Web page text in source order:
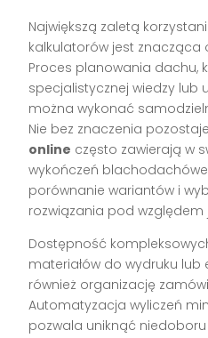
Największą zaletą
kalkulatorów jest znacząca
Proces planowania dachu,
specjalistycznej wiedzy lub
można wykonać
Nie bez znaczenia
online często zawierają w
wykończeń
porównanie wariantów i
rozwiązania pod względem
Dostępność
materiałów do wydruku
również organizację
Automatyzacja wyliczeń
pozwala uniknąć